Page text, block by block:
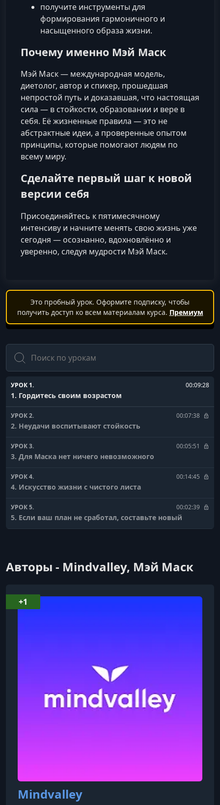
получите инструменты для
формирования гармоничного и
насыщенного образа жизни.
Почему именно Мэй Маск
Мэй Маск — международная модель,
диетолог, автор и спикер, прошедшая
непростой путь и доказавшая, что настоящая
сила — в стойкости, образовании и вере в
себя. Её жизненные правила — это не
абстрактные идеи, а проверенные опытом
принципы, которые помогают людям по
всему миру.
Сделайте первый шаг к новой
версии себя
Присоединяйтесь к пятимесячному
интенсиву и начните менять свою жизнь уже
сегодня — осознанно, вдохновлённо и
уверенно, следуя мудрости Мэй Маск.
Это пробный урок. Оформите подписку, чтобы
получить доступ ко всем материалам курса. Премиум
Поиск
УРОК 1. 00:09:28
1. Гордитесь своим возрастом
УРОК 2. 00:07:38
2. Неудачи воспитывают стойкость
УРОК 3. 00:05:51
3. Для Маска нет ничего невозможного
УРОК 4. 00:14:45
4. Искусство жизни с чистого листа
УРОК 5. 00:02:39
5. Если ваш план не сработал, составьте новый
УРОК 7. 00:11:00
УРОК 8. 00:06:14
8. Почему быть добрым = быть счастливым
Авторы - Mindvalley, Мэй Маск
Mindvalley
+1